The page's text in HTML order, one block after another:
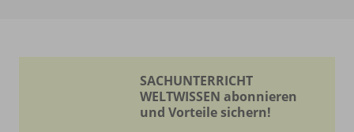
SACHUNTERRICHT
WELTWISSEN abonnieren
und Vorteile sichern!